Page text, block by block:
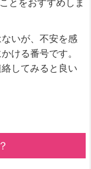
いが、不安を感
ける番号です。
してみると良い